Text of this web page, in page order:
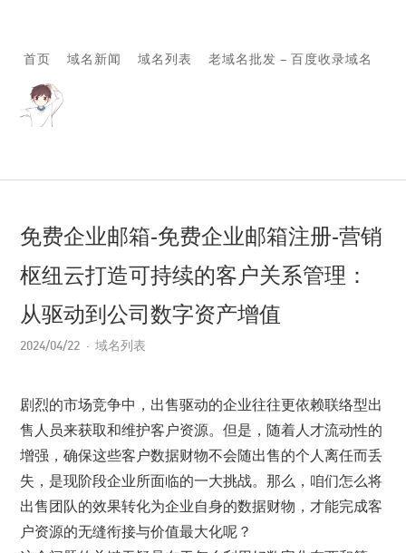
首页 域名新闻 域名列表 老域名批发 – 百度收录域名
免费企业邮箱-免费企业邮箱注册-营销
枢纽云打造可持续的客户关系管理：
从驱动到公司数字资产增值
2024/04/22 域名列表
剧烈的市场竞争中，出售驱动的企业往往更依赖联络型出
售人员来获取和维护客户资源。但是，随着人才流动性的
增强，确保这些客户数据财物不会随出售的个人离任而丢
失，是现阶段企业所面临的一大挑战。那么，咱们怎么将
出售团队的效果转化为企业自身的数据财物，才能完成客
户资源的无缝衔接与价值最大化呢？